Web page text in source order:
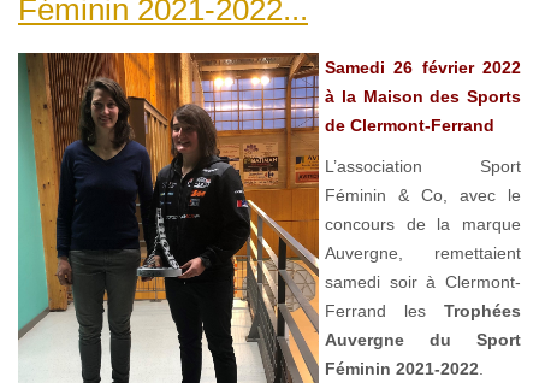
Féminin 2021-2022...
Samedi 26 février 2022
à la Maison des Sports
de Clermont-Ferrand
L’association Sport
Féminin & Co, avec le
concours de la marque
Auvergne, remettaient
samedi soir à Clermont-
Ferrand les Trophées
Auvergne du Sport
Féminin 2021-2022